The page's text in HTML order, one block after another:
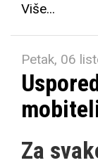
Više...
Petak, 06
Za